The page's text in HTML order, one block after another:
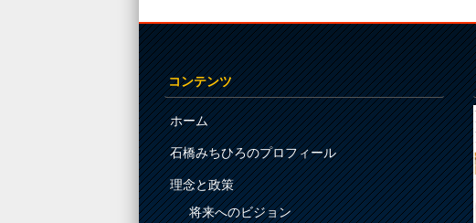
コンテンツ
ホーム
石橋みちひろのプロフィール
理念と政策
将来へのビジョン